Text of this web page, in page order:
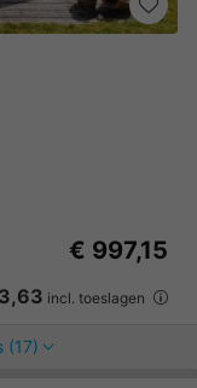
€ 997,15
incl. toeslagen
(17)